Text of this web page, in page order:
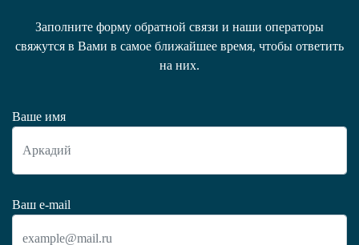
Заполните форму обратной связи и наши операторы
свяжутся в Вами в самое ближайшее время, чтобы ответить
на них.
Ваше имя
Ваш e-mail